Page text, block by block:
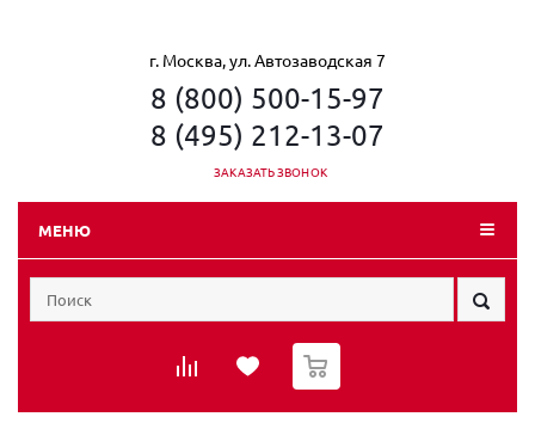
г. Москва, ул. Автозаводская 7
8 (800) 500-15-97
8 (495) 212-13-07
ЗАКАЗАТЬ ЗВОНОК
МЕНЮ
0